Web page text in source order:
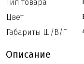
Тип товара
Цвет
Габариты Ш/В/Г
Описание